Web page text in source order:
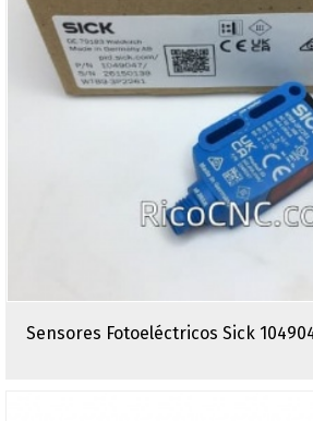
Sensores Fotoeléctricos Sick